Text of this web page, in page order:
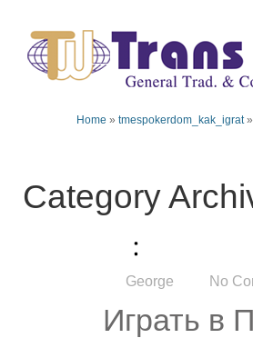
Home » tmespokerdom_kak_igrat»
Category
George No
Играть в